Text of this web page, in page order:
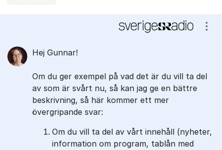
Hej Gunnar!
Om du ger exempel på vad det är du vill ta del
av som är svårt nu, så kan jag ge en bättre
beskrivning, så här kommer ett mer
övergripande svar:
Om du vill ta del av vårt innehåll (nyheter,
information om program, tablån med